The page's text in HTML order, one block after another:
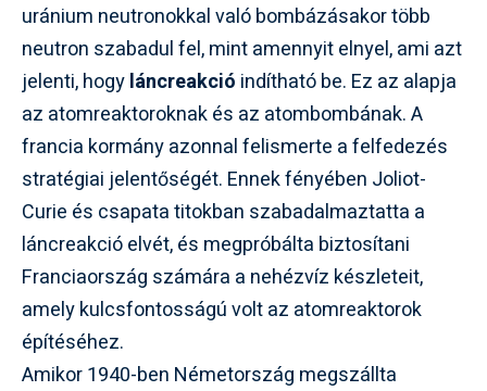
uránium neutronokkal való bombázásakor több
neutron szabadul fel, mint amennyit elnyel, ami azt
jelenti, hogyláncreakció indítható be. Ez az alapja
az atomreaktoroknak és az atombombának. A
francia kormány azonnal felismerte a felfedezés
stratégiai jelentőségét. Ennek fényében Joliot-
Curie és csapata titokban szabadalmaztatta a
láncreakció elvét, és megpróbálta biztosítani
Franciaország számára a nehézvíz készleteit,
amely kulcsfontosságú volt az atomreaktorok
építéséhez.
Amikor 1940-ben Németország megszállta